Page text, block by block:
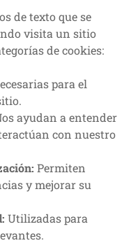
de texto que se
visita un sitio
de cookies:
para el
ayudan a entender
con nuestro
Permiten
y mejorar su
Utilizadas para